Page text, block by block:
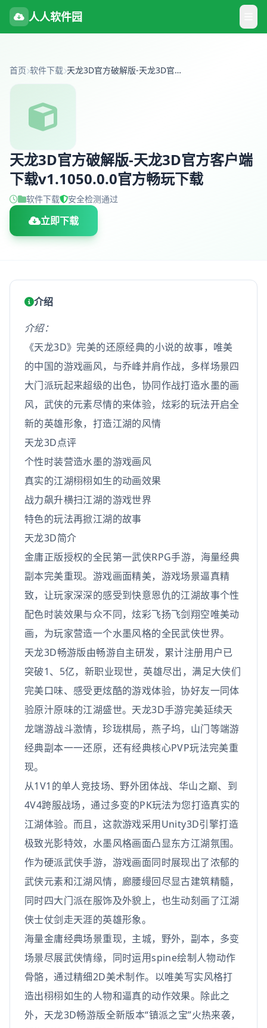
人人软件园
首页 软件下载 天龙3D官方破解版-天龙3D官方客户端下载v1.1050.0.0官方畅玩下载
天龙3D官方破解版-天龙3D官方客户端
下载v1.1050.0.0官方畅玩下载
软件下载 安全检测通过
立即下载
介绍
介绍：
《天龙3D》完美的还原经典的小说的故事，唯美
的中国的游戏画风，与乔峰并肩作战，多样场景四
大门派玩起来超级的出色，协同作战打造水墨的画
风，武侠的元素尽情的来体验，炫彩的玩法开启全
新的英雄形象，打造江湖的风情
天龙3D点评
个性时装营造水墨的游戏画风
真实的江湖栩栩如生的动画效果
战力飙升横扫江湖的游戏世界
特色的玩法再掀江湖的故事
天龙3D简介
金庸正版授权的全民第一武侠RPG手游，海量经典
副本完美重现。游戏画面精美，游戏场景逼真精
致，让玩家深深的感受到快意恩仇的江湖故事个性
配色时装效果与众不同，炫彩飞扬飞剑翔空唯美动
画，为玩家营造一个水墨风格的全民武侠世界。
天龙3D畅游版由畅游自主研发，累计注册用户已
突破1、5亿，新职业现世，英雄尽出，满足大侠们
完美口味、感受更炫酷的游戏体验，协好友一同体
验原汁原味的江湖盛世。天龙3D手游完美延续天
龙端游战斗激情，珍珑棋局，燕子坞，山门等端游
经典副本一一还原，还有经典核心PVP玩法完美重
现。
从1V1的单人竞技场、野外团体战、华山之巅、到
4V4跨服战场，通过多变的PK玩法为您打造真实的
江湖体验。而且，这款游戏采用Unity3D引擎打造
极致光影特效，水墨风格画面凸显东方江湖氛围。
作为硬派武侠手游，游戏画面同时展现出了浓郁的
武侠元素和江湖风情，廊腰缦回尽显古建筑精髓，
同时四大门派在服饰及外貌上，也生动刻画了江湖
侠士仗剑走天涯的英雄形象。
海量金庸经典场景重现，主城，野外，副本，多变
场景尽展武侠情缘，同时运用spine绘制人物动作
骨骼，通过精细2D美术制作。以唯美写实风格打
造出栩栩如生的人物和逼真的动作效果。除此之
外，天龙3D畅游版全新版本“镇派之宝”火热来袭，